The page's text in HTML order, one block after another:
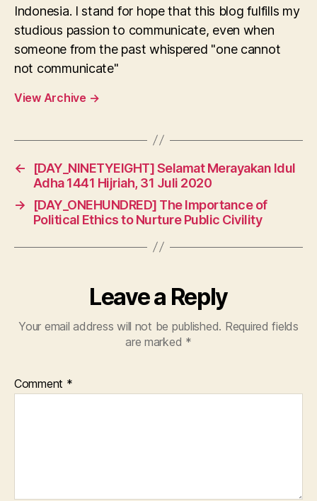
Indonesia. I stand for hope that this blog fulfills my
studious passion to communicate, even when
someone from the past whispered "one cannot
not communicate"
View Archive →
←
[DAY_NINETYEIGHT] Selamat Merayakan Idul
Adha 1441 Hijriah, 31 Juli 2020
→
[DAY_ONEHUNDRED] The Importance of
Political Ethics to Nurture Public Civility
Leave a Reply
Your email address will not be published. Required fields
are marked *
Comment *